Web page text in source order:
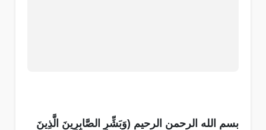
بسم الله الرحمن الرحيم (وَبَشِّرِ الصَّابِرِينَ الَّذِينَ